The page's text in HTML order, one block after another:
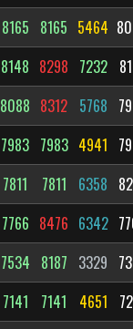
8165 8165 5464
8148 8298 7232
8088 8312 5768
7983 7983 4941
7811 7811 6358
7766 8476 6342
7534 8187 3329
7141 7141 4651